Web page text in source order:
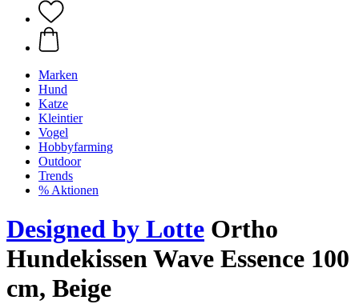
Marken
Hund
Katze
Kleintier
Vogel
Hobbyfarming
Outdoor
Trends
% Aktionen
Designed by Lotte Ortho
Hundekissen Wave Essence 100
cm, Beige